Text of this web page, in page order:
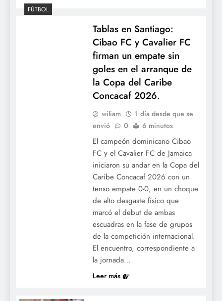
Mesa de diálogo: LIDOM y la Fenapepro
inician las negociaciones para el nuevo
convenio colectivo.
Pitcheo hermético: La Liga Americana
blanquea 4-0 a la Nacional en el Juego de
Estrellas de Grandes Ligas.
FÚTBOL
Tablas en Santiago:
Cibao FC y Cavalier FC
firman un empate sin
goles en el arranque de
la Copa del Caribe
Concacaf 2026.
wiliam
1 día desde que se
envió
0 6 minutos
El campeón dominicano Cibao
FC y el Cavalier FC de Jamaica
iniciaron su andar en la Copa del
Caribe Concacaf 2026 con un
tenso empate 0-0, en un choque
de alto desgaste físico que
marcó el debut de ambas
escuadras en la fase de grupos
de la competición internacional.
El encuentro, correspondiente a
la jornada…
Leer más